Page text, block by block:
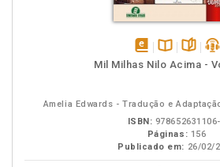
disponível
Disponívelpáginas
Mil Milhas Nilo Acima -
Amelia Edwards - Tradução e
ISBN:
Páginas: 156
Publicado em: 26/02/